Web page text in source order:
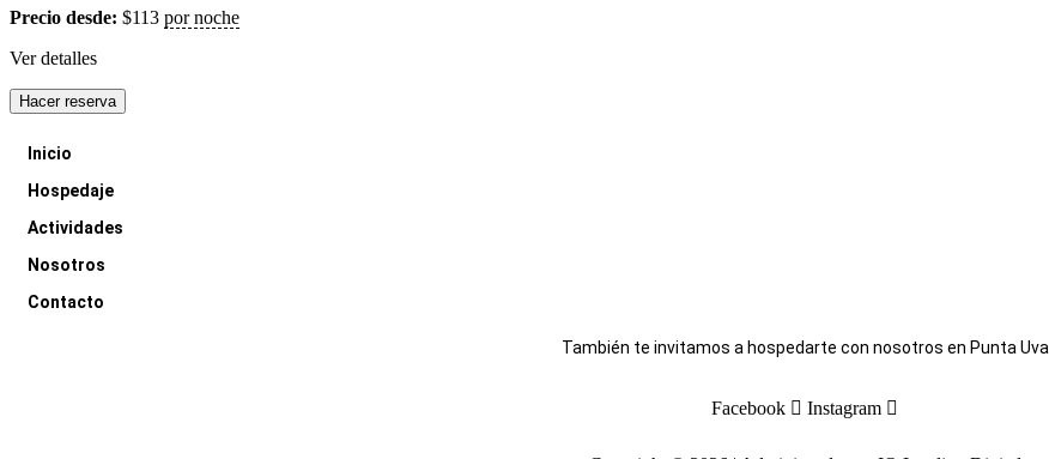
Precio desde: $113 por noche
Ver detalles
Hacer reserva
Inicio
Hospedaje
Actividades
Nosotros
Contacto
También te invitamos a hospedarte con nosotros en Punta Uva
Facebook Instagram